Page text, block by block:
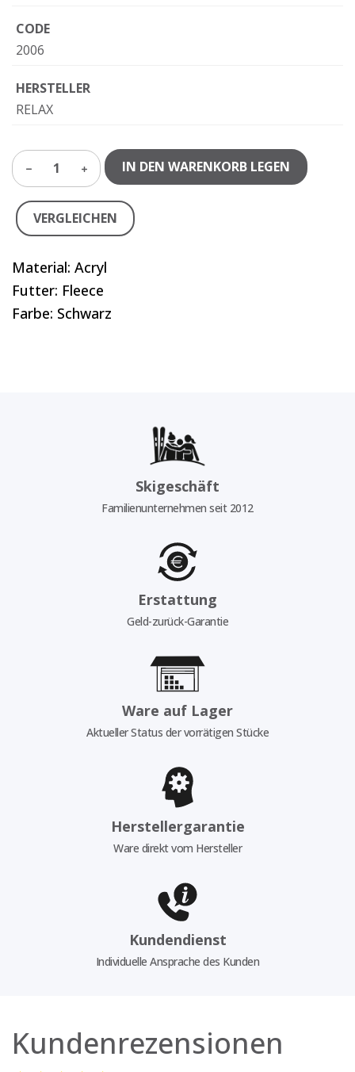
CODE
2006
HERSTELLER
RELAX
1 IN DEN WARENKORB LEGEN
VERGLEICHEN
Material: Acryl
Futter: Fleece
Farbe: Schwarz
Skigeschäft
Familienunternehmen seit 2012
Erstattung
Geld-zurück-Garantie
Ware auf Lager
Aktueller Status der vorrätigen Stücke
Herstellergarantie
Ware direkt vom Hersteller
Kundendienst
Individuelle Ansprache des Kunden
Kundenrezensionen